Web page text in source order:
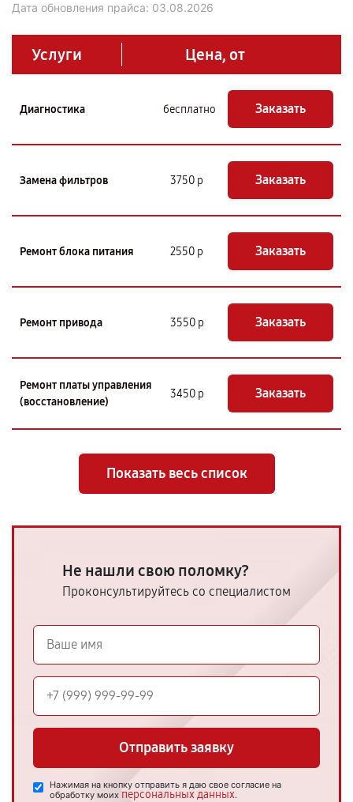
Дата обновления прайса: 03.08.2026
Услуги Цена, от
Диагностика бесплатно Заказать
Замена фильтров 3750 р Заказать
Ремонт блока питания 2550 р Заказать
Ремонт привода 3550 р Заказать
Ремонт платы управления
(восстановление)
3450 р Заказать
Показать весь список
Не нашли свою поломку?
Проконсультируйтесь со специалистом
Отправить заявку
Нажимая на кнопку отправить я даю свое согласие на
обработку моих персональных данных.